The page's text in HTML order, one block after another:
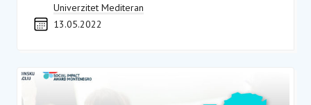
Univerzitet Mediteran
13.05.2022